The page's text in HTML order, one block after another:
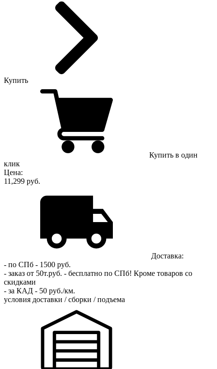
Купить
Купить в один
клик
Цена:
11,299 руб.
Доставка:
- по СПб - 1500 руб.
- заказ от 50т.руб. - бесплатно по СПб! Кроме товаров со
скидками
- за КАД - 50 руб./км.
условия доставки / сборки / подъема